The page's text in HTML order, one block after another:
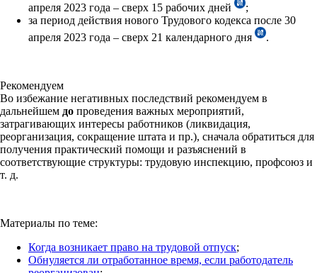
апреля 2023 года – сверх 15 рабочих дней
;
за период действия нового Трудового кодекса после 30
апреля 2023 года – сверх 21 календарного дня
.
Рекомендуем
Во избежание негативных последствий рекомендуем в
дальнейшем до проведения важных мероприятий,
затрагивающих интересы работников (ликвидация,
реорганизация, сокращение штата и пр.), сначала обратиться для
получения практический помощи и разъяснений в
соответствующие структуры: трудовую инспекцию, профсоюз и
т. д.
Материалы по теме:
Когда возникает право на трудовой отпуск;
Обнуляется ли отработанное время, если работодатель